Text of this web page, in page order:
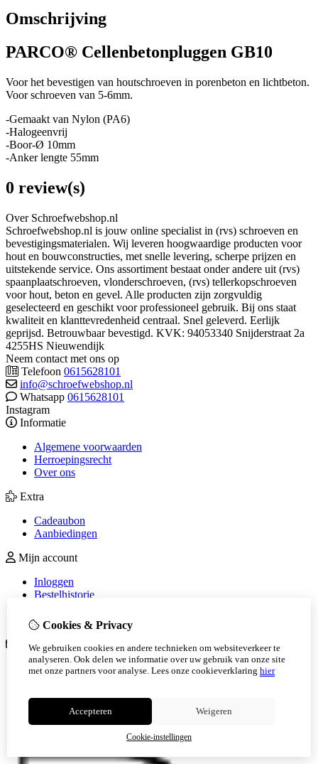
Omschrijving
PARCO® Cellenbetonpluggen GB10
Voor het bevestigen van houtschroeven in porenbeton en lichtbeton.
Voor schroeven van 5-6mm.
-Gemaakt van Nylon (PA6)
-Halogeenvrij
-Boor-Ø 10mm
-Anker lengte 55mm
0 review(s)
Over Schroefwebshop.nl
Schroefwebshop.nl is jouw online specialist in (rvs) schroeven en
bevestigingsmaterialen. Wij leveren hoogwaardige producten voor
hout en bouwconstructies, met snelle levering, scherpe prijzen en
uitstekende service. Ons assortiment bestaat onder andere uit (rvs)
spaanplaatschroeven, vlonderschroeven, (rvs) tellerkopschroeven
voor hout, beton en gevel. Alle producten zijn zorgvuldig
geselecteerd en geschikt voor professioneel gebruik. Bij ons staat
kwaliteit en klanttevredenheid centraal. Snel geleverd. Eerlijk
geprijsd. Betrouwbaar bevestigd. KVK: 94053340 Snijderstraat 2a
4255HS Nieuwendijk
Neem contact met ons op
Telefoon 0615628101
info@schroefwebshop.nl
Whatsapp 0615628101
Instagram
Informatie
Algemene voorwaarden
Herroepingsrecht
Over ons
Extra
Cadeaubon
Aanbiedingen
Mijn account
Inloggen
Bestelhistorie
Nieuwsbrief
Klantenservice
Contact
Veelgestelde vragen
Cookies & Privacy
We gebruiken cookies en andere technieken om websiteverkeer te
analyseren. Ook delen we informatie over uw gebruik van onze site
met onze partners voor analyse. Lees onze cookieverklaring hier
Accepteren Weigeren
Cookie-instellingen